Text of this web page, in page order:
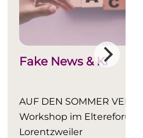
Fake News & KI
AUF DEN SOMMER
Workshop im Eltereforum
Lorentzweiler